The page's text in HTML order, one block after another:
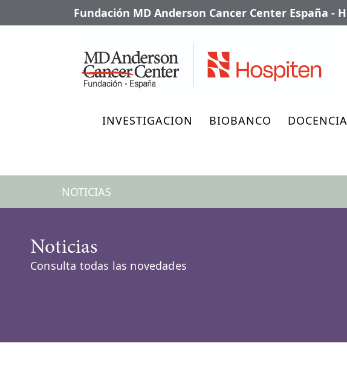
Fundación MD Anderson Cancer Center España -
INVESTIGACION BIOBANCO DOCENCIA
NOTICIAS
Noticias
Consulta todas las novedades